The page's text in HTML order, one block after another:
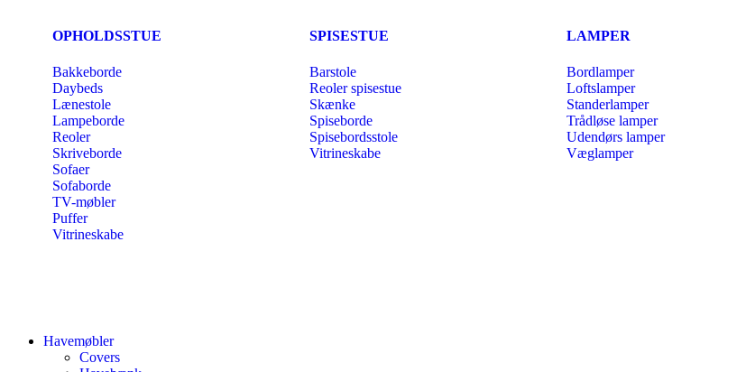
OPHOLDSSTUE
Bakkeborde
Daybeds
Lænestole
Lampeborde
Reoler
Skriveborde
Sofaer
Sofaborde
TV-møbler
Puffer
Vitrineskabe
SPISESTUE
Barstole
Reoler spisestue
Skænke
Spiseborde
Spisebordsstole
Vitrineskabe
LAMPER
Bordlamper
Loftslamper
Standerlamper
Trådløse lamper
Udendørs lamper
Væglamper
Havemøbler
Covers